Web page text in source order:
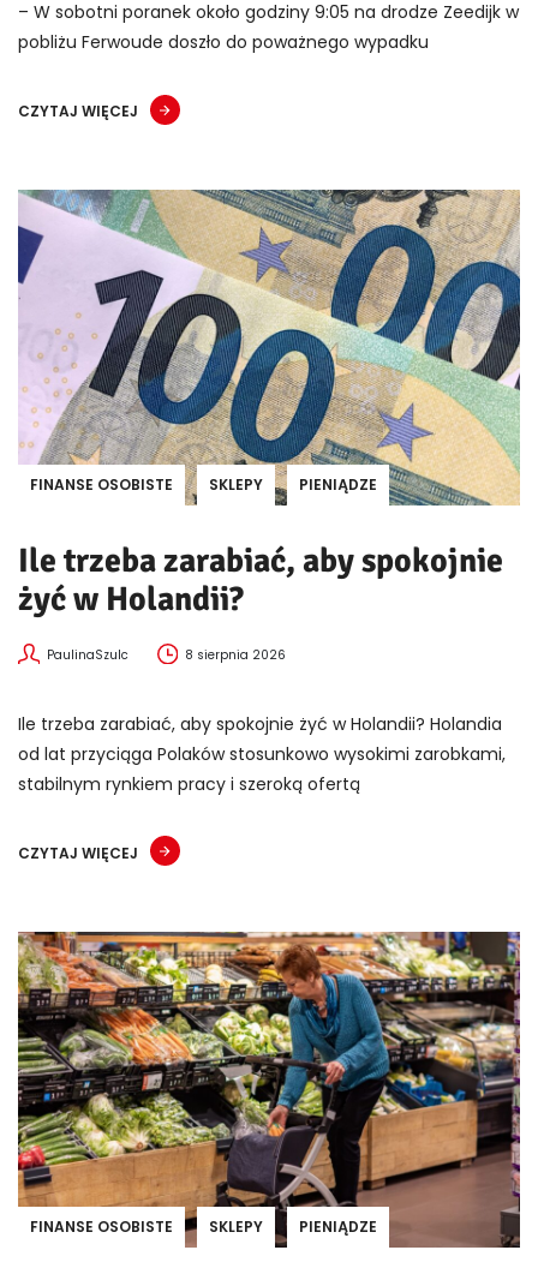
– W sobotni poranek około godziny 9:05 na drodze Zeedijk w
pobliżu Ferwoude doszło do poważnego wypadku
CZYTAJ WIĘCEJ
FINANSE OSOBISTE SKLEPY PIENIĄDZE
Ile trzeba zarabiać, aby spokojnie
żyć w Holandii?
PaulinaSzulc 8 sierpnia 2026
Ile trzeba zarabiać, aby spokojnie żyć w Holandii? Holandia
od lat przyciąga Polaków stosunkowo wysokimi zarobkami,
stabilnym rynkiem pracy i szeroką ofertą
CZYTAJ WIĘCEJ
FINANSE OSOBISTE SKLEPY PIENIĄDZE